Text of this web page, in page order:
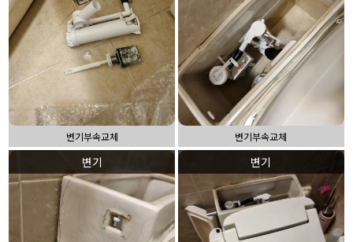
변기부속교체 변기부속교체
변기 변기